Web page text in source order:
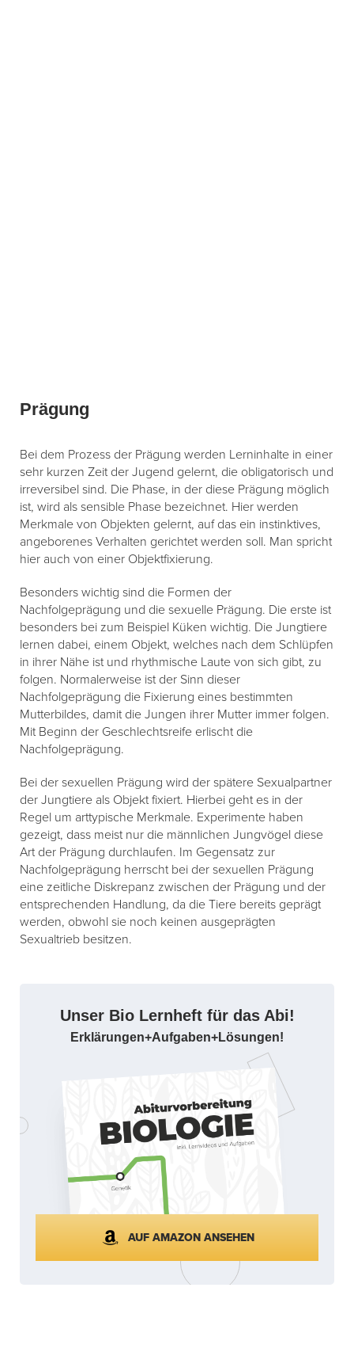
Prägung
Bei dem Prozess der Prägung werden Lerninhalte in einer
sehr kurzen Zeit der Jugend gelernt, die obligatorisch und
irreversibel sind. Die Phase, in der diese Prägung möglich
ist, wird als sensible Phase bezeichnet. Hier werden
Merkmale von Objekten gelernt, auf das ein instinktives,
angeborenes Verhalten gerichtet werden soll. Man spricht
hier auch von einer Objektfixierung.
Besonders wichtig sind die Formen der
Nachfolgeprägung und die sexuelle Prägung. Die erste ist
besonders bei zum Beispiel Küken wichtig. Die Jungtiere
lernen dabei, einem Objekt, welches nach dem Schlüpfen
in ihrer Nähe ist und rhythmische Laute von sich gibt, zu
folgen. Normalerweise ist der Sinn dieser
Nachfolgeprägung die Fixierung eines bestimmten
Mutterbildes, damit die Jungen ihrer Mutter immer folgen.
Mit Beginn der Geschlechtsreife erlischt die
Nachfolgeprägung.
Bei der sexuellen Prägung wird der spätere Sexualpartner
der Jungtiere als Objekt fixiert. Hierbei geht es in der
Regel um arttypische Merkmale. Experimente haben
gezeigt, dass meist nur die männlichen Jungvögel diese
Art der Prägung durchlaufen. Im Gegensatz zur
Nachfolgeprägung herrscht bei der sexuellen Prägung
eine zeitliche Diskrepanz zwischen der Prägung und der
entsprechenden Handlung, da die Tiere bereits geprägt
werden, obwohl sie noch keinen ausgeprägten
Sexualtrieb besitzen.
Unser Bio Lernheft für das Abi!
Erklärungen+Aufgaben+Lösungen!
AUF AMAZON ANSEHEN